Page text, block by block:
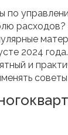
по
2024
и